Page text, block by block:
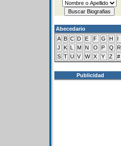
Abecedario
A B C D E F G H
I
J
K L M N O P Q
R
S T U V W X Y Z #
Publicidad